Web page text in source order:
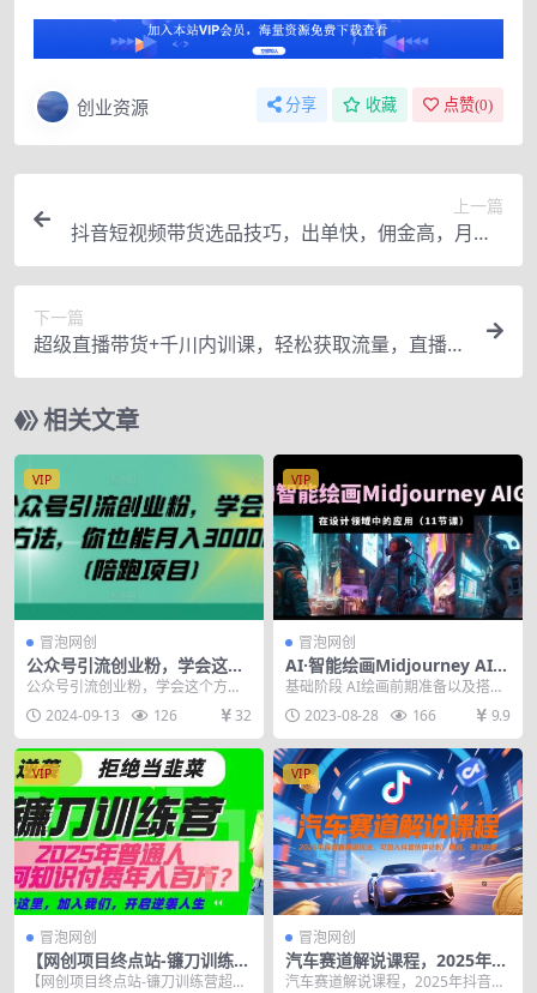
创业资源 分享 收藏 点赞(0)
上一篇
抖音短视频带货选品技巧，出单快，佣金高，月入5
W+，从选品到作品发布保姆级教程
下一篇
超级直播带货+千川内训课，轻松获取流量，直播带
货变现
相关文章
VIP
冒泡网创
公众号引流创业粉，学会这个
方法，你也能月入30000+ (陪
跑项目)
公众号引流创业粉，学会这个方
法，你也能月入30000+ (陪跑项目)
写这篇文章...
2024-09-13 126 32
VIP
冒泡网创
AI·智能绘画Midjourney AIG
C在设计领域中的应用从入门
到精通（11节课）
基础阶段 AI绘画前期准备以及搭建
工具 Midjourney关键词的获取方式
以及...2023-08-28 166 9.9
VIP
冒泡网创
【网创项目终点站-镰刀训练营
超级IP合伙人】25年普通人如
【网创项目终点站-镰刀训练营超级I
VIP
冒泡网创
汽车赛道解说课程，2025年抖
音新赛道玩法，可加入抖音伙
汽车赛道解说课程，2025年抖音新